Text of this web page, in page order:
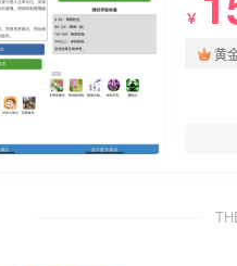
￥
黄